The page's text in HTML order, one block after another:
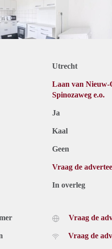
Utrecht
Laan van Nieuw-
Spinozaweg e.o.
Ja
Kaal
Geen
Vraag de
In overleg
Vraag de
Vraag de